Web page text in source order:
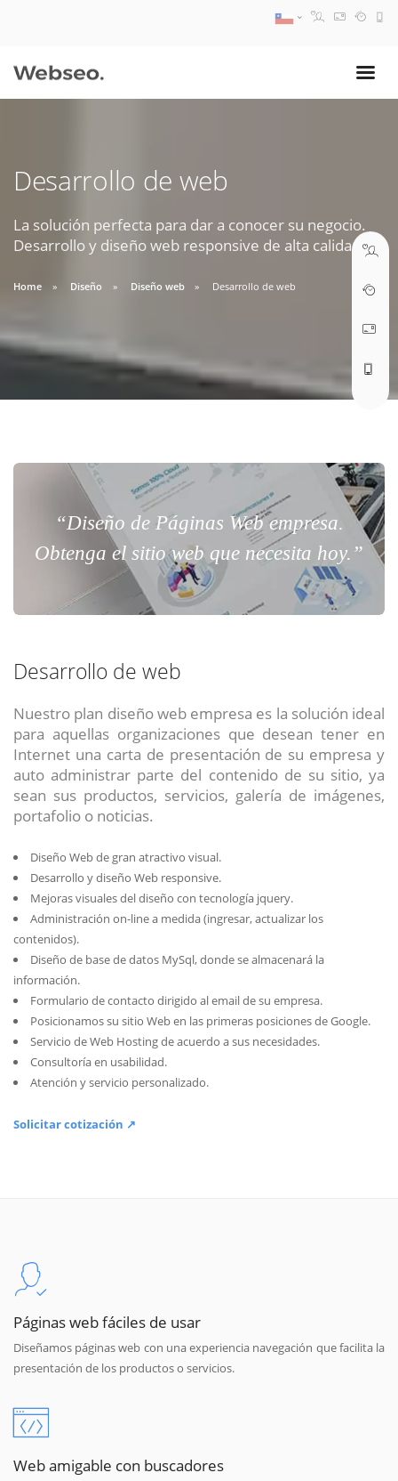
Desarrollo de web
La solución perfecta para dar a conocer su negocio.
Desarrollo y diseño web responsive de alta calidad.
Home Diseño Diseño web Desarrollo de web
“Diseño de Páginas Web empresa.
Obtenga el sitio web que necesita hoy.”
Desarrollo de web
Nuestro plan diseño web empresa es la solución ideal
para aquellas organizaciones que desean tener en
Internet una carta de presentación de su empresa y
auto administrar parte del contenido de su sitio, ya
sean sus productos, servicios, galería de imágenes,
portafolio o noticias.
Diseño Web de gran atractivo visual.
Desarrollo y diseño Web responsive.
Mejoras visuales del diseño con tecnología jquery.
Administración on-line a medida (ingresar, actualizar los
contenidos).
Diseño de base de datos MySql, donde se almacenará la
información.
Formulario de contacto dirigido al email de su empresa.
Posicionamos su sitio Web en las primeras posiciones de Google.
Servicio de Web Hosting de acuerdo a sus necesidades.
Consultoría en usabilidad.
Atención y servicio personalizado.
Solicitar cotización ↗
Páginas web fáciles de usar
Diseñamos páginas web con una experiencia navegación que facilita la
presentación de los productos o servicios.
Web amigable con buscadores
09:30 AM A 18:30 PM
soporte@webseo.cl